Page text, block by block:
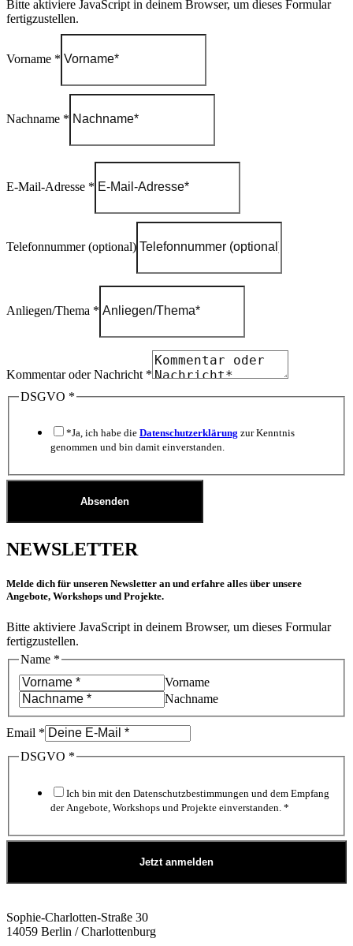
Bitte aktiviere JavaScript in deinem Browser, um dieses Formular
fertigzustellen.
Vorname *
Nachname *
E-Mail-Adresse *
Telefonnummer (optional)
Anliegen/Thema *
Kommentar oder Nachricht *
DSGVO *
*Ja, ich habe die Datenschutzerklärung zur Kenntnis
genommen und bin damit einverstanden.
Absenden
NEWSLETTER
Melde dich für unseren Newsletter an und erfahre alles über unsere
Angebote, Workshops und Projekte.
Bitte aktiviere JavaScript in deinem Browser, um dieses Formular
fertigzustellen.
Name *
Vorname
Nachname
Email *
DSGVO *
Ich bin mit den Datenschutzbestimmungen und dem Empfang
der Angebote, Workshops und Projekte einverstanden. *
Jetzt anmelden
Sophie-Charlotten-Straße 30
14059 Berlin / Charlottenburg